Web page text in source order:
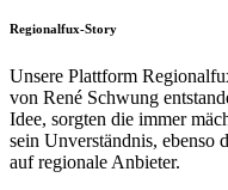
Regionalfux-Story
Unsere Plattform
von René Schwung
Idee, sorgten die immer
sein Unverständnis, ebenso
auf regionale Anbieter.